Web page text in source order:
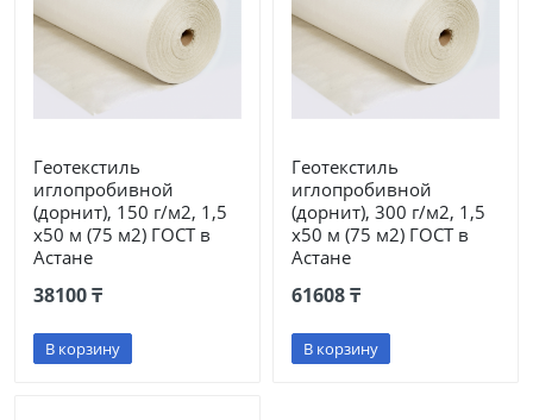
Геотекстиль
иглопробивной
(дорнит), 150 г/м2, 1,5
х50 м (75 м2) ГОСТ в
Астане
38100 ₸
В корзину
Геотекстиль
иглопробивной
(дорнит), 300 г/м2, 1,5
х50 м (75 м2) ГОСТ в
Астане
61608 ₸
В корзину